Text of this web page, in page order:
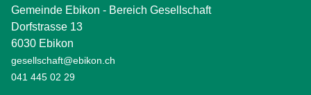
Gemeinde Ebikon - Bereich Gesellschaft
Dorfstrasse 13
6030 Ebikon
gesellschaft@ebikon.ch
041 445 02 29